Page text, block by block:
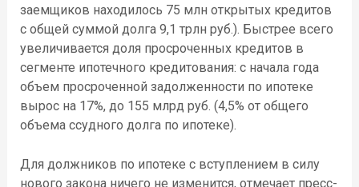
заемщиков находилось 75 млн открытых кредитов
с общей суммой долга 9,1 трлн руб.). Быстрее всего
увеличивается доля просроченных кредитов в
сегменте ипотечного кредитования: с начала года
объем просроченной задолженности по ипотеке
вырос на 17%, до 155 млрд руб. (4,5% от общего
объема ссудного долга по ипотеке).
Для должников по ипотеке с вступлением в силу
нового закона ничего не изменится, отмечает пресс-